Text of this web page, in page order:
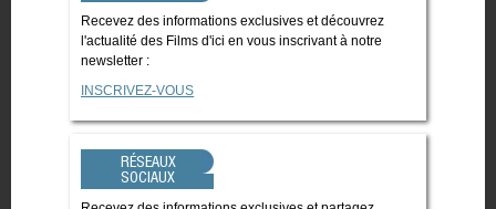
Recevez des informations exclusives et découvrez
l'actualité des Films d'ici en vous inscrivant à notre
newsletter :
INSCRIVEZ-VOUS
RÉSEAUX
SOCIAUX